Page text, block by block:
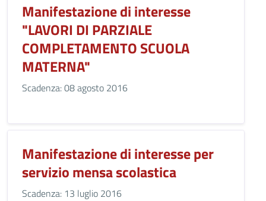
Manifestazione di interesse
"LAVORI DI PARZIALE
COMPLETAMENTO SCUOLA
MATERNA"
Scadenza: 08 agosto 2016
Manifestazione di interesse per
servizio mensa scolastica
Scadenza: 13 luglio 2016